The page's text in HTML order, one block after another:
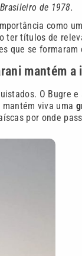
de 1978.
como
ter títulos de
que se
mantém a
O Bugre e
mantém viva uma
por onde